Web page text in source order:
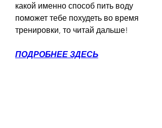
какой именно способ пить воду
поможет тебе похудеть во время
тренировки, то читай дальше!
ПОДРОБНЕЕ ЗДЕСЬ